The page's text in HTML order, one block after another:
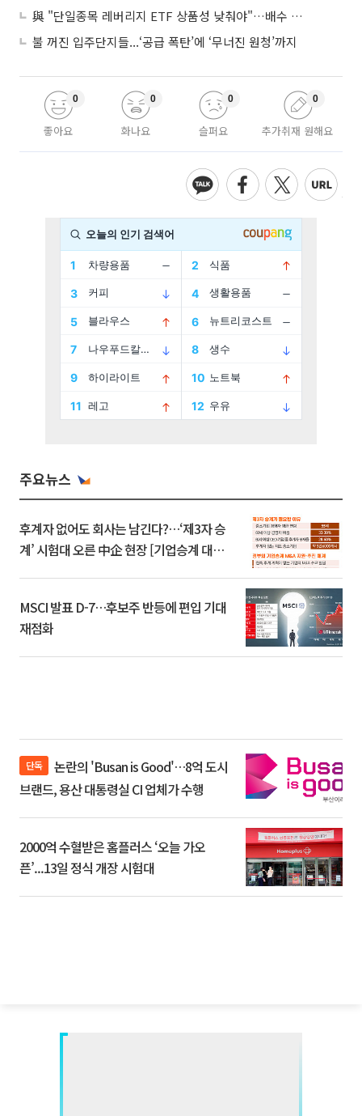
與 "단일종목 레버리지 ETF 상품성 낮춰야"…배수 조정안도 거론
불 꺼진 입주단지들...‘공급 폭탄’에 ‘무너진 원청’까지
좋아요
0
화나요
0
슬퍼요
0
추가취재 원해요
0
주요뉴스
후계자 없어도 회사는 남긴다?…‘제3자 승
계’ 시험대 오른 中企 현장 [기업승계 대전
MSCI 발표 D-7…후보주 반등에 편입 기대
재점화
단독
브랜드, 용산 대통령실 CI 업체가 수행
2000억 수혈받은 홈플러스 ‘오늘 가오
픈’...13일 정식 개장 시험대